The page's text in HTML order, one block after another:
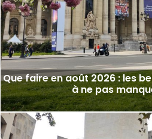
Que faire en août 2026 : les
à ne pas